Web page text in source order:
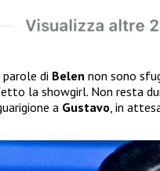
di Belen non sono
la showgirl. Non resta
a Gustavo, in